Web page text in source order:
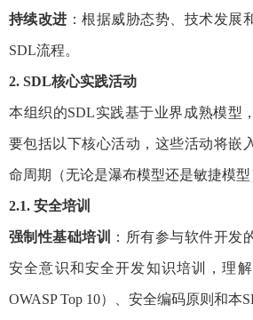
持续改进 ：根据威胁态势、技术发展
SDL流程。
2. SDL核心实践活动
本组织的SDL实践基于业界成熟模型
要包括以下核心活动，这些活动将嵌
命周期（无论是瀑布模型还是敏捷模型
2.1. 安全培训
强制性基础培训 ：所有参与软件开发
安全意识和安全开发知识培训，理
OWASP Top 10）、安全编码原则和本